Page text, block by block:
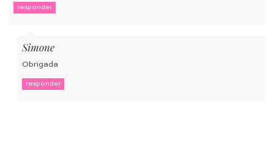
responder
Simone
Obrigada
responder